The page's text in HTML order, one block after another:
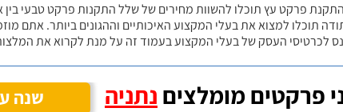
התקנת פרקט עץ תוכלו להשוות מחירים של שלל התקנות פרקט טבעי
תוכלו למצוא את בעלי המקצוע האיכותיים וההגונים ביותר. אתם
לכרטיסי העסק של בעלי המקצוע בעמוד זה על מנת לקרוא את
פרקטים מומלצים נתניה שנה